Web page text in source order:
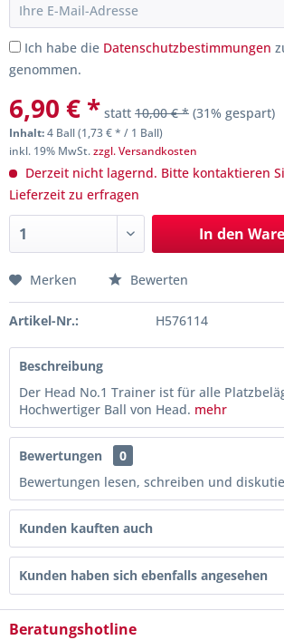
Ich habe die Datenschutzbestimmungen
genommen.
6,90 € * statt 10,00 € * (31% gespart)
Inhalt:4 Ball (1,73 € * / 1 Ball)
inkl. 19% MwSt.zzgl. Versandkosten
Derzeit nicht lagernd. Bitte kontaktieren
Lieferzeit zu erfragen
In den
Merken Bewerten
Artikel-Nr.: H576114
Beschreibung
Der Head No.1 Trainer ist für alle
Hochwertiger Ball von Head. mehr
Bewertungen
0
Bewertungen lesen, schreiben und
Kunden kauften auch
Kunden haben sich ebenfalls angesehen
Beratungshotline